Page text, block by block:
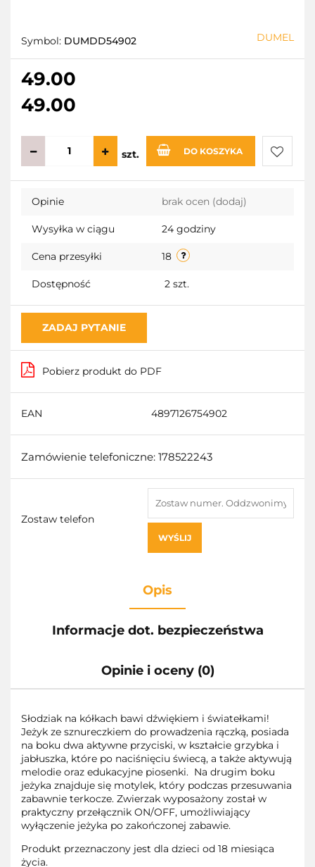
Symbol: DUMDD54902 DUMEL
49.00
49.00
szt. DO KOSZYKA
Do
Opinie brak ocen (dodaj)
Wysyłka w ciągu 24 godziny
Cena przesyłki 18
Dostępność 2 szt.
ZADAJ PYTANIE
Pobierz produkt do PDF
EAN 4897126754902
Zamówienie telefoniczne: 178522243
Zostaw telefon
WYŚLIJ
Opis
Informacje dot. bezpieczeństwa
Opinie i oceny (0)
Słodziak na kółkach bawi dźwiękiem i światełkami!
Jeżyk ze sznureczkiem do prowadzenia rączką, posiada
na boku dwa aktywne przyciski, w kształcie grzybka i
jabłuszka, które po naciśnięciu świecą, a także aktywują
melodie oraz edukacyjne piosenki. Na drugim boku
jeżyka znajduje się motylek, który podczas przesuwania
zabawnie terkocze. Zwierzak wyposażony został w
praktyczny przełącznik ON/OFF, umożliwiający
wyłączenie jeżyka po zakończonej zabawie.
Produkt przeznaczony jest dla dzieci od 18 miesiąca
życia.